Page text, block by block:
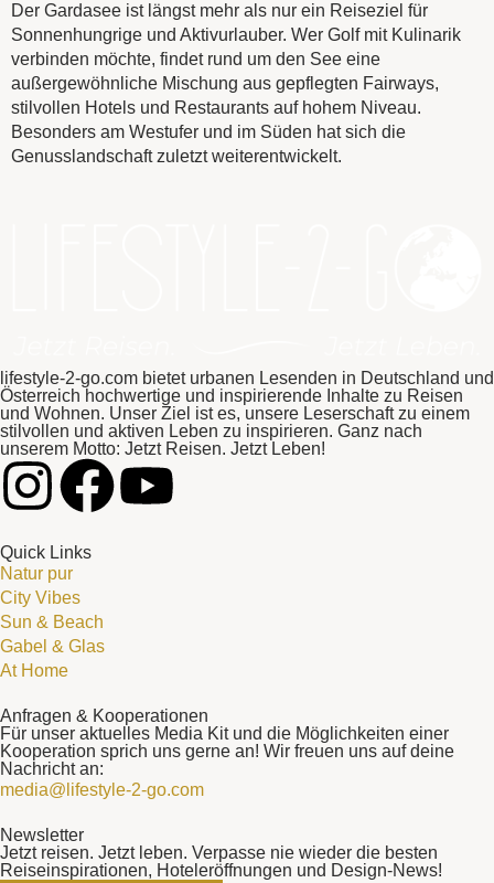
Der Gardasee ist längst mehr als nur ein Reiseziel für
Sonnenhungrige und Aktivurlauber. Wer Golf mit Kulinarik
verbinden möchte, findet rund um den See eine
außergewöhnliche Mischung aus gepflegten Fairways,
stilvollen Hotels und Restaurants auf hohem Niveau.
Besonders am Westufer und im Süden hat sich die
Genusslandschaft zuletzt weiterentwickelt.
lifestyle-2-go.com bietet urbanen Lesenden in Deutschland und
Österreich hochwertige und inspirierende Inhalte zu Reisen
und Wohnen. Unser Ziel ist es, unsere Leserschaft zu einem
stilvollen und aktiven Leben zu inspirieren. Ganz nach
unserem Motto: Jetzt Reisen. Jetzt Leben!
Quick Links
Natur pur
City Vibes
Sun & Beach
Gabel & Glas
At Home
Anfragen & Kooperationen
Für unser aktuelles Media Kit und die Möglichkeiten einer
Kooperation sprich uns gerne an! Wir freuen uns auf deine
Nachricht an:
media@lifestyle-2-go.com
Newsletter
Jetzt reisen. Jetzt leben. Verpasse nie wieder die besten
Reiseinspirationen, Hoteleröffnungen und Design-News!